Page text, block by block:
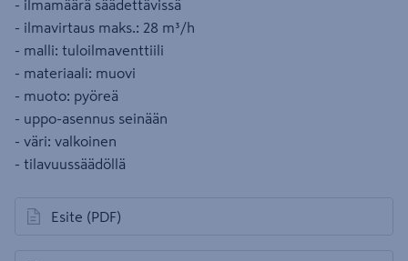
- ilmamäärä säädettävissä
- ilmavirtaus maks.: 28 m³/h
- malli: tuloilmaventtiili
- materiaali: muovi
- muoto: pyöreä
- uppo-asennus seinään
- väri: valkoinen
- tilavuussäädöllä
Esite (PDF)
avautuu uuteen välilehteen